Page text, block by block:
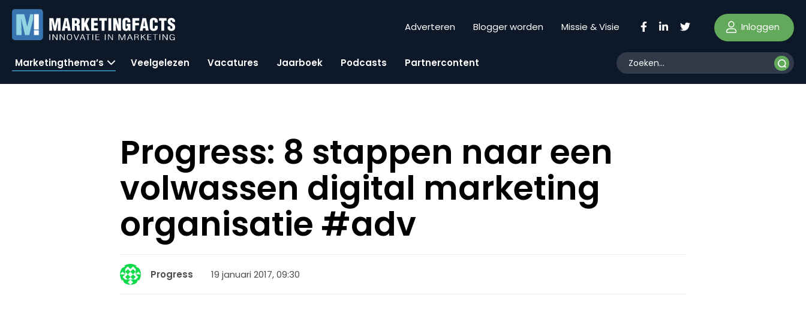
Adverteren Blogger worden Missie & Visie Inloggen
Marketingthema’s Veelgelezen Vacatures Jaarboek Podcasts Partnercontent
Progress: 8 stappen naar een
volwassen digital marketing
organisatie #adv
Progress 19 januari 2017, 09:30